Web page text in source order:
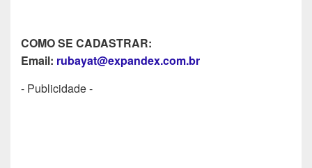
COMO SE CADASTRAR:
Email: rubayat@expandex.com.br
- Publicidade -